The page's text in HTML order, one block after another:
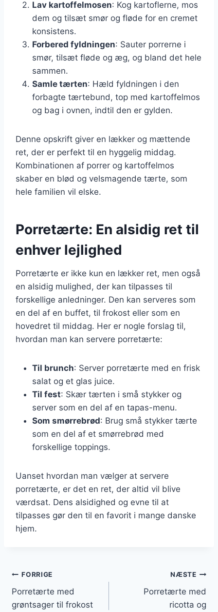
Lav kartoffelmosen: Kog kartoflerne, mos
dem og tilsæt smør og fløde for en cremet
konsistens.
Forbered fyldningen: Sauter porrerne i
smør, tilsæt fløde og æg, og bland det hele
sammen.
Samle tærten: Hæld fyldningen i den
forbagte tærtebund, top med kartoffelmos
og bag i ovnen, indtil den er gylden.
Denne opskrift giver en lækker og mættende
ret, der er perfekt til en hyggelig middag.
Kombinationen af porrer og kartoffelmos
skaber en blød og velsmagende tærte, som
hele familien vil elske.
Porretærte: En alsidig ret til
enhver lejlighed
Porretærte er ikke kun en lækker ret, men også
en alsidig mulighed, der kan tilpasses til
forskellige anledninger. Den kan serveres som
en del af en buffet, til frokost eller som en
hovedret til middag. Her er nogle forslag til,
hvordan man kan servere porretærte:
Til brunch: Server porretærte med en frisk
salat og et glas juice.
Til fest: Skær tærten i små stykker og
server som en del af en tapas-menu.
Som smørrebrød: Brug små stykker tærte
som en del af et smørrebrød med
forskellige toppings.
Uanset hvordan man vælger at servere
porretærte, er det en ret, der altid vil blive
værdsat. Dens alsidighed og evne til at
tilpasses gør den til en favorit i mange danske
hjem.
Indlægsnavigation
FORRIGE
Porretærte med
grøntsager til frokost
NÆSTE
Porretærte med
ricotta og